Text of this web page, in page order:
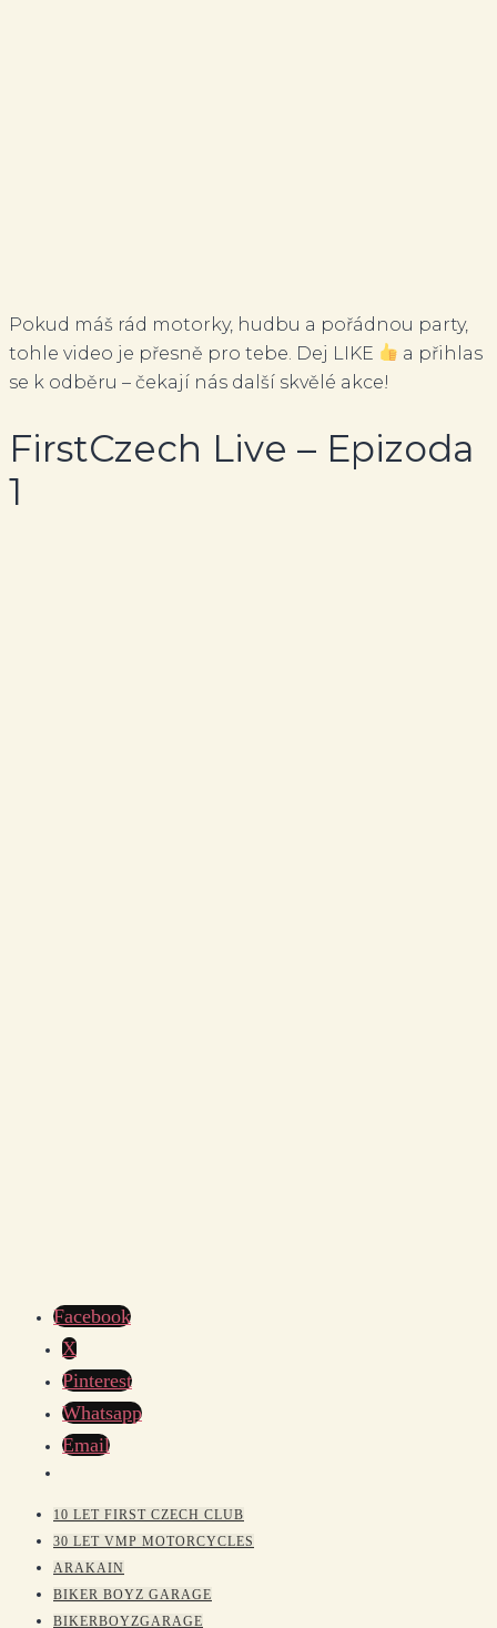
Pokud máš rád motorky, hudbu a pořádnou party,
tohle video je přesně pro tebe. Dej LIKE
a přihlas
se k odběru – čekají nás další skvělé akce!
FirstCzech Live – Epizoda
1
Facebook
X
Pinterest
Whatsapp
Email
10 LET FIRST CZECH CLUB
30 LET VMP MOTORCYCLES
ARAKAIN
BIKER BOYZ GARAGE
BIKERBOYZGARAGE